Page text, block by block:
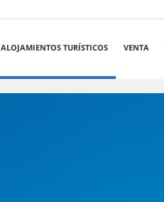
ALOJAMIENTOS TURÍSTICOS VENTA